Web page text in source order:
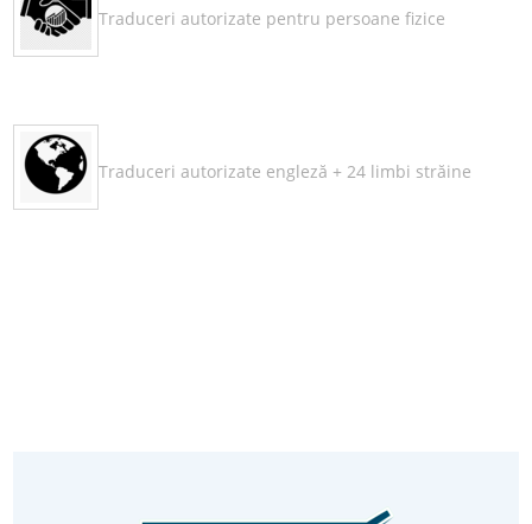
Traduceri autorizate pentru persoane fizice
Traduceri autorizate engleză + 24 limbi străine